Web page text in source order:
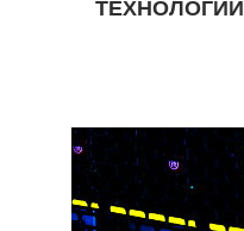
ТЕХНОЛОГИИ